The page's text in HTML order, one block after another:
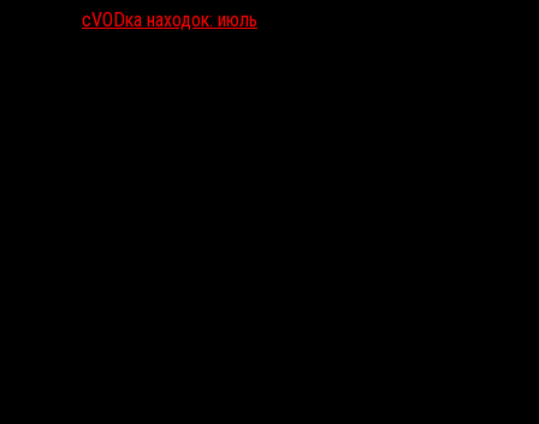
сVODка находок: июль